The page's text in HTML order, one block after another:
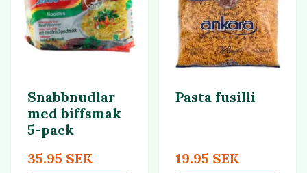
Snabbnudlar
med biffsmak
5-pack
35.95 SEK
Pasta fusilli
19.95 SEK